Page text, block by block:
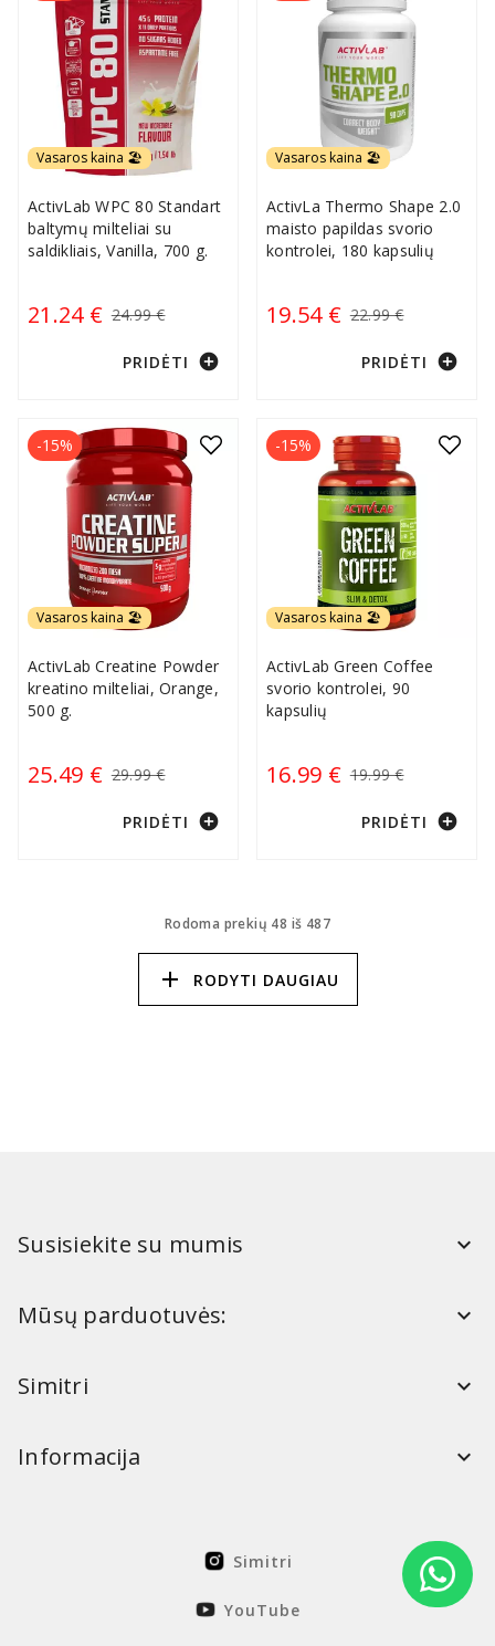
Vasaros kaina 🏖️
ActivLab WPC 80 Standart
baltymų milteliai su
saldikliais, Vanilla, 700 g.
21.24 € 24.99 €
PRIDĖTI add_circle
Vasaros kaina 🏖️
ActivLa Thermo Shape 2.0
maisto papildas svorio
kontrolei, 180 kapsulių
19.54 € 22.99 €
PRIDĖTI add_circle
Vasaros kaina 🏖️
ActivLab Creatine Powder
kreatino milteliai, Orange,
500 g.
25.49 € 29.99 €
-15%
PRIDĖTI add_circle
Vasaros kaina 🏖️
ActivLab Green Coffee
svorio kontrolei, 90
kapsulių
16.99 € 19.99 €
-15%
PRIDĖTI add_circle
Rodoma prekių 48 iš 487
add RODYTI DAUGIAU
Susisiekite su mumis
Mūsų parduotuvės:
Simitri
Informacija
Simitri
YouTube